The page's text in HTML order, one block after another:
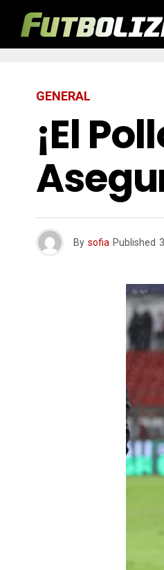
GENERAL
¡El
By sofia Published